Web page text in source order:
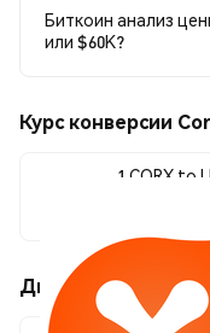
Биткоин анализ
или $60K?
Курс конверсии
1 CORX to
Движения цены